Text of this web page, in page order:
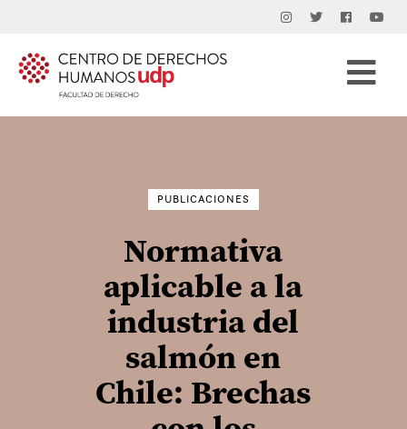
PUBLICACIONES
Normativa
aplicable a la
industria del
salmón en
Chile: Brechas